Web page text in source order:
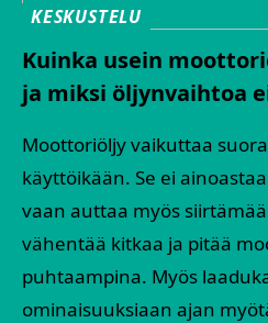
KESKUSTELU
Kuinka usein
ja miksi öljynvaihtoa
Moottoriöljy vaikuttaa
käyttöikään. Se ei
vaan auttaa myös
vähentää kitkaa ja pitää
puhtaampina. Myös
ominaisuuksiaan ajan